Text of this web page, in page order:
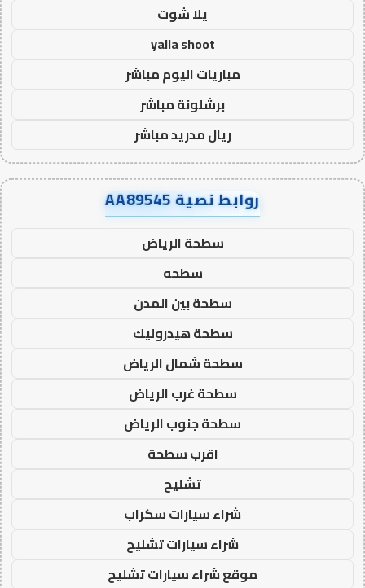
يلا شوت
yalla shoot
مباريات اليوم مباشر
برشلونة مباشر
ريال مدريد مباشر
روابط نصية AA89545
سطحة الرياض
سطحه
سطحة بين المدن
سطحة هيدروليك
سطحة شمال الرياض
سطحة غرب الرياض
سطحة جنوب الرياض
اقرب سطحة
تشليح
شراء سيارات سكراب
شراء سيارات تشليح
موقع شراء سيارات تشليح